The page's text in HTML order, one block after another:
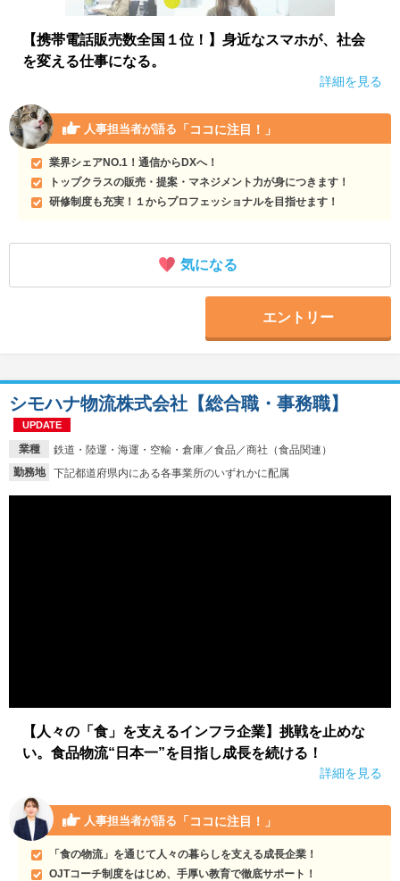
【携帯電話販売数全国１位！】身近なスマホが、社会
を変える仕事になる。
詳細を見る
人事担当者が語る 「ココに注目！」
業界シェアNO.1！通信からDXへ！
トップクラスの販売・提案・マネジメント力が身につきます！
研修制度も充実！１からプロフェッショナルを目指せます！
気になる
エントリー
業種
鉄道・陸運・海運・空輸・倉庫／食品／商社（食品関連）
勤務地
下記都道府県内にある各事業所のいずれかに配属
シモハナ物流株式会社【総合職・事務職】
UPDATE
【人々の「食」を支えるインフラ企業】挑戦を止めな
い。食品物流“日本一”を目指し成長を続ける！
詳細を見る
人事担当者が語る 「ココに注目！」
「食の物流」を通じて人々の暮らしを支える成長企業！
OJTコーチ制度をはじめ、手厚い教育で徹底サポート！